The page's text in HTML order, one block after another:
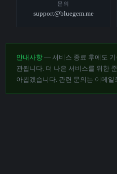
문의
support@bluegem.me
안내사항 — 서비스 종료 후에도 기
관됩니다. 더 나은 서비스를 위한
아뵙겠습니다. 관련 문의는 이메일